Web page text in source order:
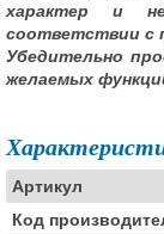
характер и
соответствии с
Убедительно
желаемых
Артикул
Код